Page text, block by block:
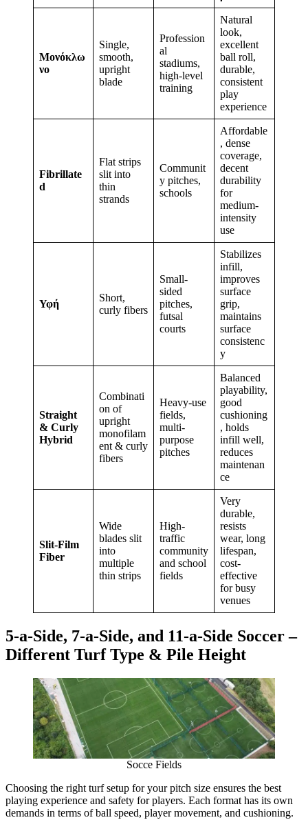
Μονόκλω
νο
Single,
smooth,
upright
blade
Profession
al
stadiums,
high-level
training
Natural
look,
excellent
ball roll,
durable,
consistent
play
experience
Fibrillate
d
Flat strips
slit into
thin
strands
Communit
y pitches,
schools
Affordable
, dense
coverage,
decent
durability
for
medium-
intensity
use
Υφή
Short,
curly fibers
Small-
sided
pitches,
futsal
courts
Stabilizes
infill,
improves
surface
grip,
maintains
surface
consistenc
y
Straight
& Curly
Hybrid
Combinati
on of
upright
monofilam
ent & curly
fibers
Heavy-use
fields,
multi-
purpose
pitches
Balanced
playability,
good
cushioning
, holds
infill well,
reduces
maintenan
ce
Slit-Film
Fiber
Wide
blades slit
into
multiple
thin strips
High-
traffic
community
and school
fields
Very
durable,
resists
wear, long
lifespan,
cost-
effective
for busy
venues
5-a-Side, 7-a-Side, and 11-a-Side Soccer –
Different Turf Type & Pile Height
Socce Fields
Choosing the right turf setup for your pitch size ensures the best
playing experience and safety for players. Each format has its own
demands in terms of ball speed, player movement, and cushioning.